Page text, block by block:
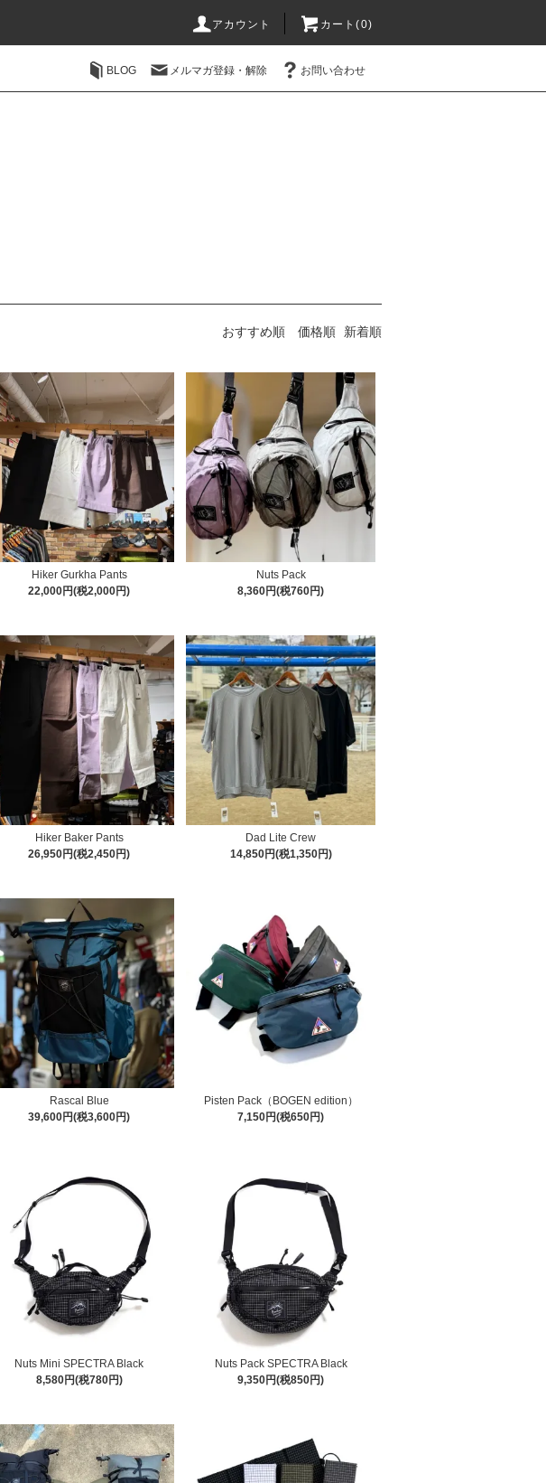
アカウント カート(0)
BLOG メルマガ登録・解除 お問い合わせ
おすすめ順 価格順 新着順
Hiker Gurkha Pants
22,000円(税2,000円)
Nuts Pack
8,360円(税760円)
Hiker Baker Pants
26,950円(税2,450円)
Dad Lite Crew
14,850円(税1,350円)
Rascal Blue
39,600円(税3,600円)
Pisten Pack（BOGEN edition）
7,150円(税650円)
Nuts Mini SPECTRA Black
8,580円(税780円)
Nuts Pack SPECTRA Black
9,350円(税850円)